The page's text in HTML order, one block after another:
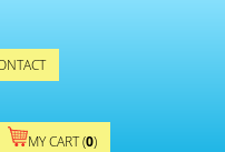
MY CART (0)